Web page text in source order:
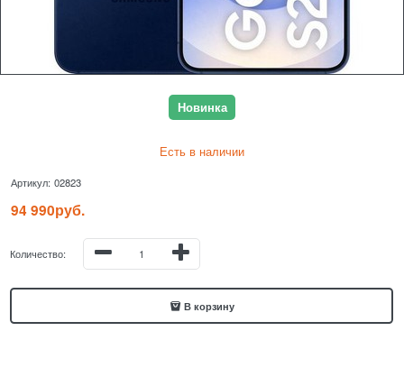
Новинка
Есть в наличии
Артикул: 02823
94 990руб.
Количество:
В корзину